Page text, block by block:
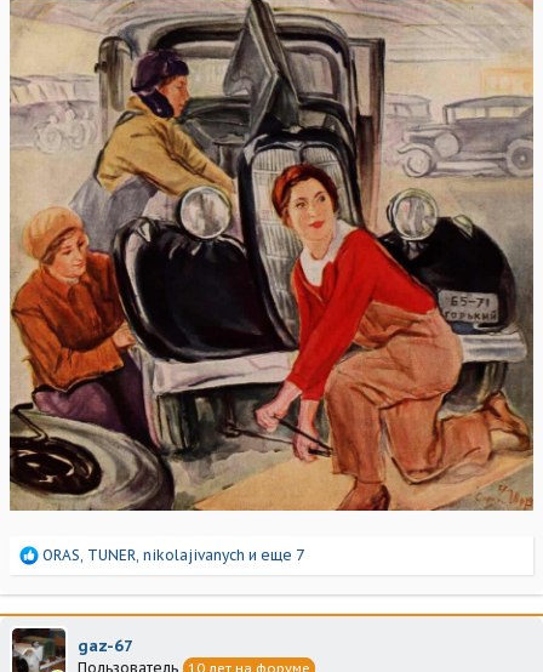
Р
а
к
ц
и
ORAS TUNER nikolajivanych и еще 7
gaz-67
Пользователь 10 лет на форуме